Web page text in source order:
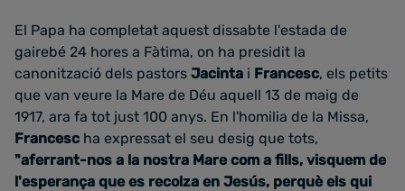
El Papa ha completat aquest dissabte l'estada de
gairebé 24 hores a Fàtima, on ha presidit la
canonització dels pastors Jacinta i Francesc, els petits
que van veure la Mare de Déu aquell 13 de maig de
1917, ara fa tot just 100 anys. En l'homilia de la Missa,
Francesc ha expressat el seu desig que tots,
"aferrant-nos a la nostra Marecom a fills, visquem de
l'esperança que es recolza en Jesús, perquè els qui